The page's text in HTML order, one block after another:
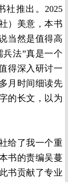
社推出。2025
）美意，本书
当然是值得高
法”真是一个
得深入研讨一
月时间细读先
的长文，以为
给了我一个重
书的责编吴蔓
书贡献了专业